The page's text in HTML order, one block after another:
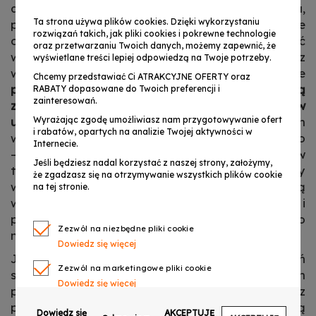
absolutnie idealnej jakości nagrywanego dźwięku,
pierwszy rodzaj mikrofonów będzie
odpowiedniejszym wyborem. Jednak jakość
wykonania poszczególnych podzespołów oraz
wciąż rozwijająca się technologia sprawia, że
profesjonalne mikrofony krawatowe osiągają
zbliżone parametry, a są przy tym wygodniejsze w
użyciu. Korzystać z nich możemy w różnych
warunkach, również podczas wystąpień na stojąco
– szczególnie doceniają to osoby, które lubią w
tym czasie spacerować lub w sposób ekspresywny
wyrażać swoje emocje. Mikrofony krawatowe dają
w tej kwestii dużą swobodę, uwalniając ręce i
pozwalając zapomnieć o tym, że mówimy do
mikrofonu.
Jeśli szukamy mikrofonu krawatowego do nagrań
studyjnych lub wystąpień w zamkniętych
pomieszczeniach, powinniśmy wybrać jeden z
pojemnościowych modeli. Zapewniają one wysoką
Ta strona używa plików cookies. Dzięki wykorzystaniu
rozwiązań takich, jak pliki cookies i pokrewne technologie
oraz przetwarzaniu Twoich danych, możemy zapewnić, że
wyświetlane treści lepiej odpowiedzą na Twoje potrzeby.
Chcemy przedstawiać Ci ATRAKCYJNE OFERTY oraz
RABATY dopasowane do Twoich preferencji i
zainteresowań.
Wyrażając zgodę umożliwiasz nam przygotowywanie ofert
i rabatów, opartych na analizie Twojej aktywności w
Internecie.
Jeśli będziesz nadal korzystać z naszej strony, założymy,
że zgadzasz się na otrzymywanie wszystkich plików cookie
na tej stronie.
Zezwól na niezbędne pliki cookie
Dowiedz się więcej
Zezwól na marketingowe pliki cookie
Dowiedz się więcej
Zezwól na pliki cookie dotyczące preferencji
Dowiedz się
AKCEPTUJĘ